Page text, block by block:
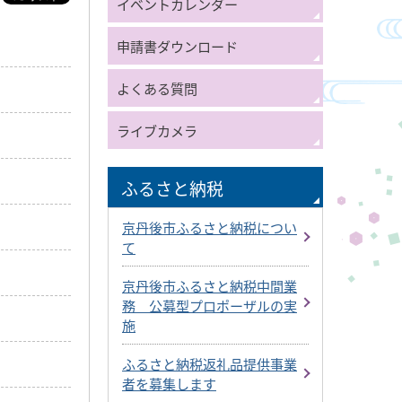
申請書ダウンロード
よくある質問
ライブカメラ
ふるさと納税
京丹後市ふるさと納税につい
て
京丹後市ふるさと納税中間業
務 公募型プロポーザルの実
施
ふるさと納税返礼品提供事業
者を募集します